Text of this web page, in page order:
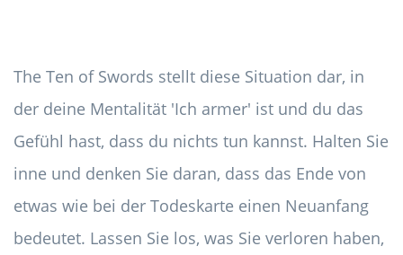
The Ten of Swords stellt diese Situation dar, in
der deine Mentalität 'Ich armer' ist und du das
Gefühl hast, dass du nichts tun kannst. Halten Sie
inne und denken Sie daran, dass das Ende von
etwas wie bei der Todeskarte einen Neuanfang
bedeutet. Lassen Sie los, was Sie verloren haben,